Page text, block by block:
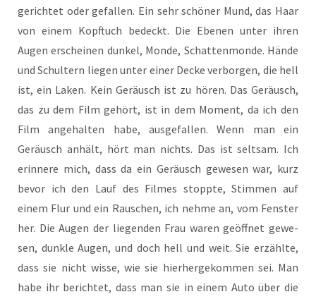
gerich­tet oder gefal­len. Ein sehr schö­ner Mund, das Haar
von einem Kopf­tuch bedeckt. Die Ebe­nen unter ihren
Augen erschei­nen dun­kel, Mon­de, Schat­ten­mon­de. Hän­de
und Schul­tern lie­gen unter einer Decke ver­bor­gen, die hell
ist, ein Laken. Kein Geräusch ist zu hören. Das Geräusch,
das zu dem Film gehört, ist in dem Moment, da ich den
Film ange­hal­ten habe, aus­ge­fal­len. Wenn man ein
Geräusch anhält, hört man nichts. Das ist selt­sam. Ich
erin­ne­re mich, dass da ein Geräusch gewe­sen war, kurz
bevor ich den Lauf des Fil­mes stopp­te, Stim­men auf
einem Flur und ein Rau­schen, ich neh­me an, vom Fens­ter
her. Die Augen der lie­gen­den Frau waren geöff­net gewe­
sen, dunk­le Augen, und doch hell und weit. Sie erzähl­te,
dass sie nicht wis­se, wie sie hier­her­ge­kom­men sei. Man
habe ihr berich­tet, dass man sie in einem Auto über die